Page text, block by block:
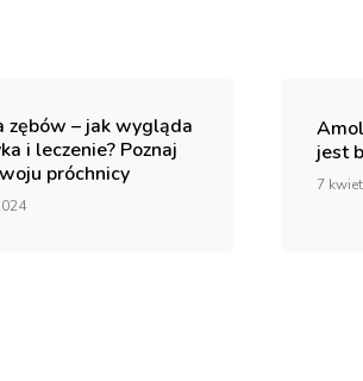
zębów – jak wygląda
i leczenie? Poznaj
próchnicy
jest
7